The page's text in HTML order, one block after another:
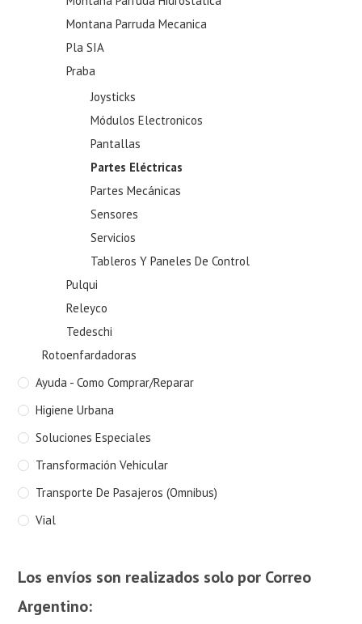
Montana Parruda Mecanica
Pla SIA
Praba
Joysticks
Módulos Electronicos
Pantallas
Partes Eléctricas
Partes Mecánicas
Sensores
Servicios
Tableros Y Paneles De Control
Pulqui
Releyco
Tedeschi
Rotoenfardadoras
Ayuda - Como Comprar/Reparar
Higiene Urbana
Soluciones Especiales
Transformación Vehicular
Transporte De Pasajeros (Omnibus)
Vial
Los envíos son realizados solo por Correo
Argentino: